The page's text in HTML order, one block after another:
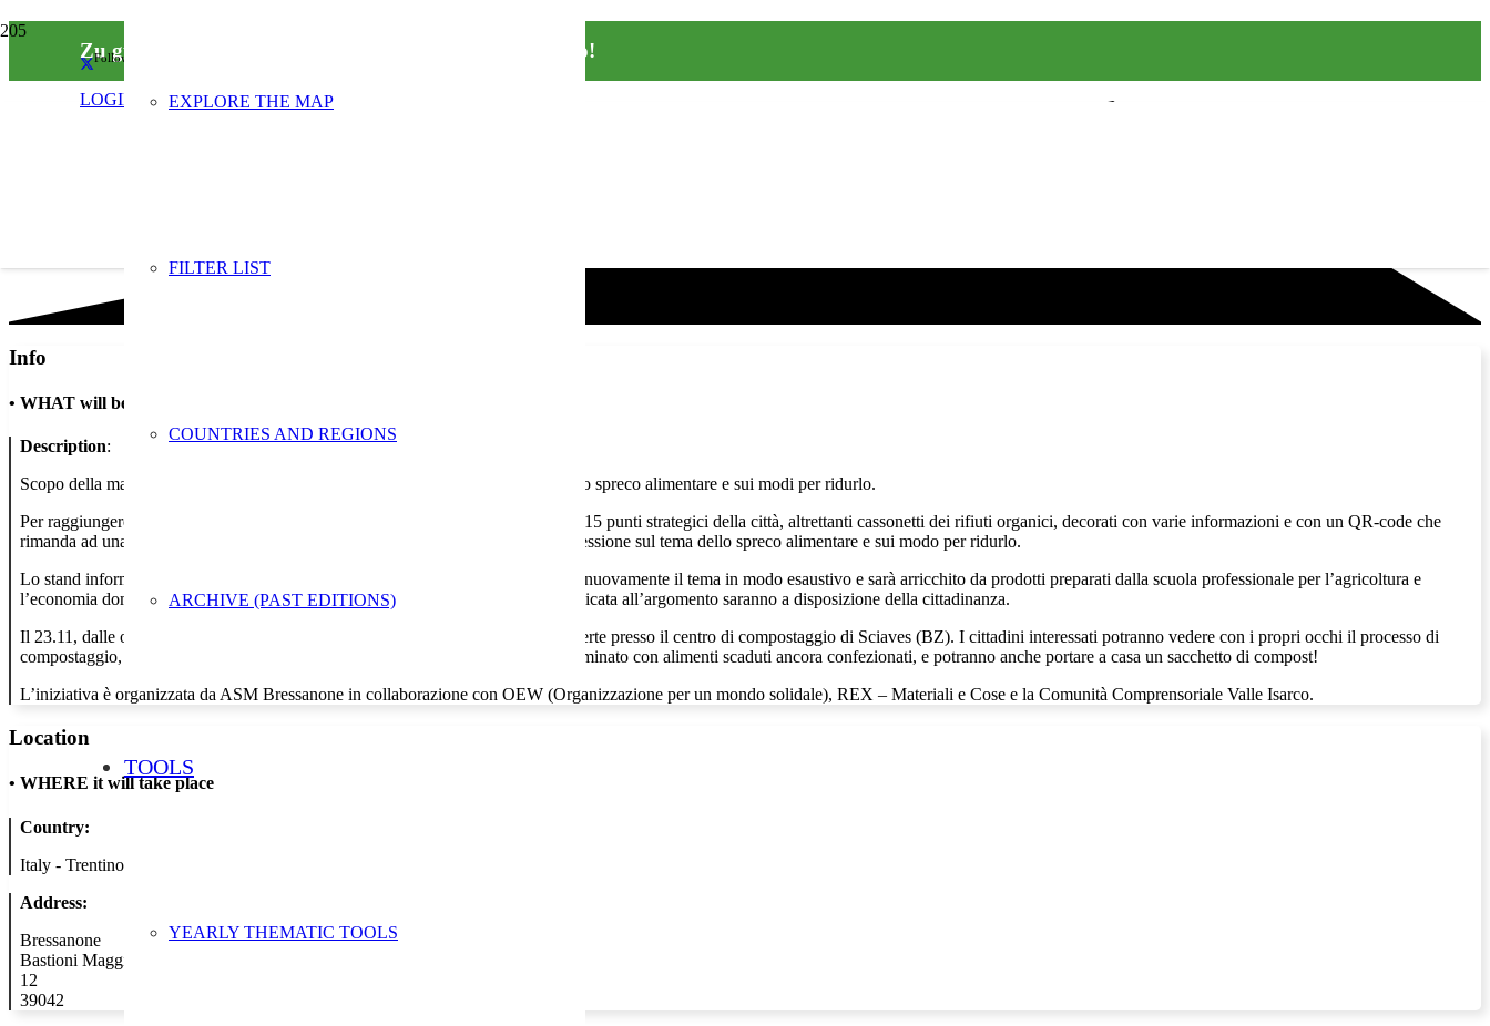
Follow us on social media
LOGIN EXPLORE THE MAP
FILTER LIST
COUNTRIES AND REGIONS
ARCHIVE (PAST EDITIONS)
TOOLS
YEARLY THEMATIC TOOLS
Zu gut für die Tonne – Troppo buono per essere buttato!
Info
• WHAT will be done
Description:
Scopo della manifestazione è quello di sensibilizzare la cittadinanza sul tema dello spreco alimentare e sui modi per ridurlo.
Per raggiungere questo obiettivo dall’11 al 29 novembre verranno posizionati, in 15 punti strategici della città, altrettanti cassonetti dei rifiuti organici, decorati con varie informazioni e con un QR-code che
rimanda ad una bacheca digitale ricca di indicazioni, suggerimenti e spunti di riflessione sul tema dello spreco alimentare e sui modo per ridurlo.
Lo stand informativo che verrà allestito il 16.11 sui Bastioni Maggiori presenterà nuovamente il tema in modo esaustivo e sarà arricchito da prodotti preparati dalla scuola professionale per l’agricoltura e
l’economia domestica di Varna (BZ). Le relative ricette e una ricca biblioteca dedicata all’argomento saranno a disposizione della cittadinanza.
Il 23.11, dalle ore 8:00 alle ore 12:00, si svolgerà infine la giornata delle porte aperte presso il centro di compostaggio di Sciaves (BZ). I cittadini interessati potranno vedere con i propri occhi il processo di
compostaggio, le difficoltà nella selezione del materiale in ingresso, spesso contaminato con alimenti scaduti ancora confezionati, e potranno anche portare a casa un sacchetto di compost!
L’iniziativa è organizzata da ASM Bressanone in collaborazione con OEW (Organizzazione per un mondo solidale), REX – Materiali e Cose e la Comunità Comprensoriale Valle Isarco.
Location
• WHERE it will take place
Country:
Italy - Trentino Aldo Adige
Address:
Bressanone
Bastioni Maggiori
12
39042